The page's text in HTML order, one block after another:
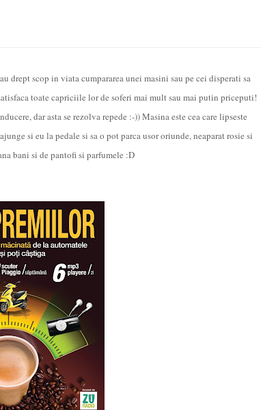
drept scop in viata cumpararea unei masini sau pe cei disperati sa
toate capriciile lor de soferi mai mult sau mai putin priceputi!
dar asta se rezolva repede :-)) Masina este cea care lipseste
si eu la pedale si sa o pot parca usor oriunde, neaparat rosie si
bani si de pantofi si parfumele :D